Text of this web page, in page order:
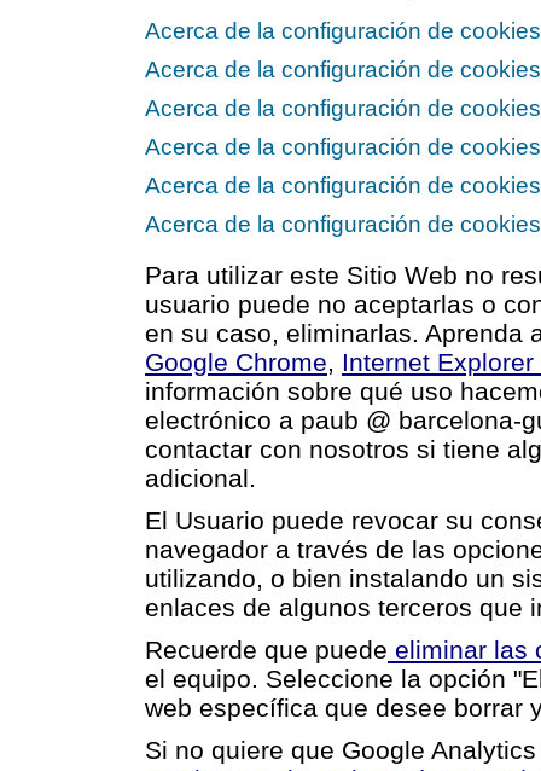
Acerca de la configuración de
Acerca de la configuración de
Acerca de la configuración de
Acerca de la configuración de
Acerca de la configuración de
Acerca de la configuración de
Para utilizar este Sitio Web no
usuario puede no aceptarlas o
en su caso, eliminarlas. Aprenda
Google Chrome, Internet Explorer
información sobre qué uso
electrónico a paub @ barcelona-
contactar con nosotros si tiene
adicional.
El Usuario puede revocar su
navegador a través de las
utilizando, o bien instalando un
enlaces de algunos terceros que
Recuerde que puede eliminar las
el equipo. Seleccione la opción
web específica que desee borrar
Si no quiere que Google